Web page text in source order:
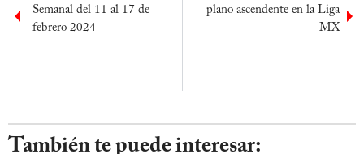
Semanal del 11 al 17 de
febrero 2024
plano ascendente en la Liga
MX
También te puede interesar: